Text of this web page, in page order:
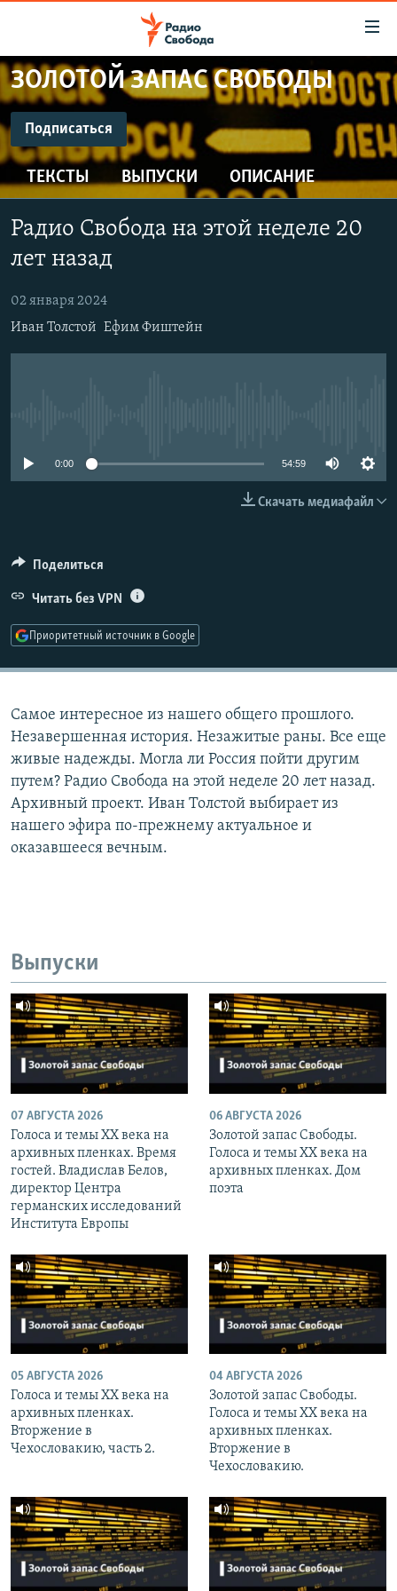
упрощенного
доступа
Вернуться
к
основному
содержанию
Вернутся
главной
Вернутся
поиску
ПРОГРАММЫ
ПОДКАСТЫ
АВТОРСКИЕ ПРОЕКТЫ
ЦИТАТЫ СВОБОДЫ
МНЕНИЯ
КУЛЬТУРА
КАВКАЗ.РЕАЛИИ
СЕВЕР.РЕАЛИИ
ЗОЛОТОЙ ЗАПАС СВОБОДЫ
Подписаться
ПОДПИСАТЬСЯ
ТЕКСТЫ ВЫПУСКИ ОПИСАНИЕ
Радио Свобода на этой неделе 20
лет назад
02 января 2024
Иван Толстой Ефим Фиштейн
0:00 54:59
Скачать медиафайл
Поделиться
Читать без VPN
Приоритетный источник в Google
Самое интересное из нашего общего прошлого.
Незавершенная история. Незажитые раны. Все еще
живые надежды. Могла ли Россия пойти другим
путем? Радио Свобода на этой неделе 20 лет назад.
Архивный проект. Иван Толстой выбирает из
нашего эфира по-прежнему актуальное и
оказавшееся вечным.
Выпуски
07 АВГУСТА 2026
Голоса и темы XX века на
архивных пленках. Время
гостей. Владислав Белов,
директор Центра
германских исследований
Института Европы
06 АВГУСТА 2026
Золотой запас Свободы.
Голоса и темы XX века на
архивных пленках. Дом
поэта
05 АВГУСТА 2026
Голоса и темы XX века на
архивных пленках.
Вторжение в
Чехословакию, часть 2.
04 АВГУСТА 2026
Золотой запас Свободы.
Голоса и темы XX века на
архивных пленках.
Вторжение в
Чехословакию.